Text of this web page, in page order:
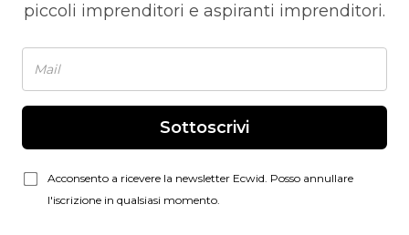
piccoli imprenditori e aspiranti imprenditori.
Sottoscrivi
Acconsento a ricevere la newsletter Ecwid. Posso annullare
l'iscrizione in qualsiasi momento.